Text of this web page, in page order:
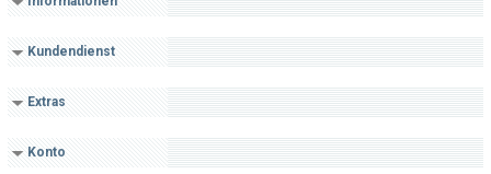
Kundendienst
Extras
Konto